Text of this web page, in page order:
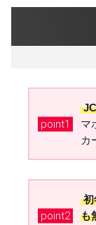
point1
マ
カ
point2
も